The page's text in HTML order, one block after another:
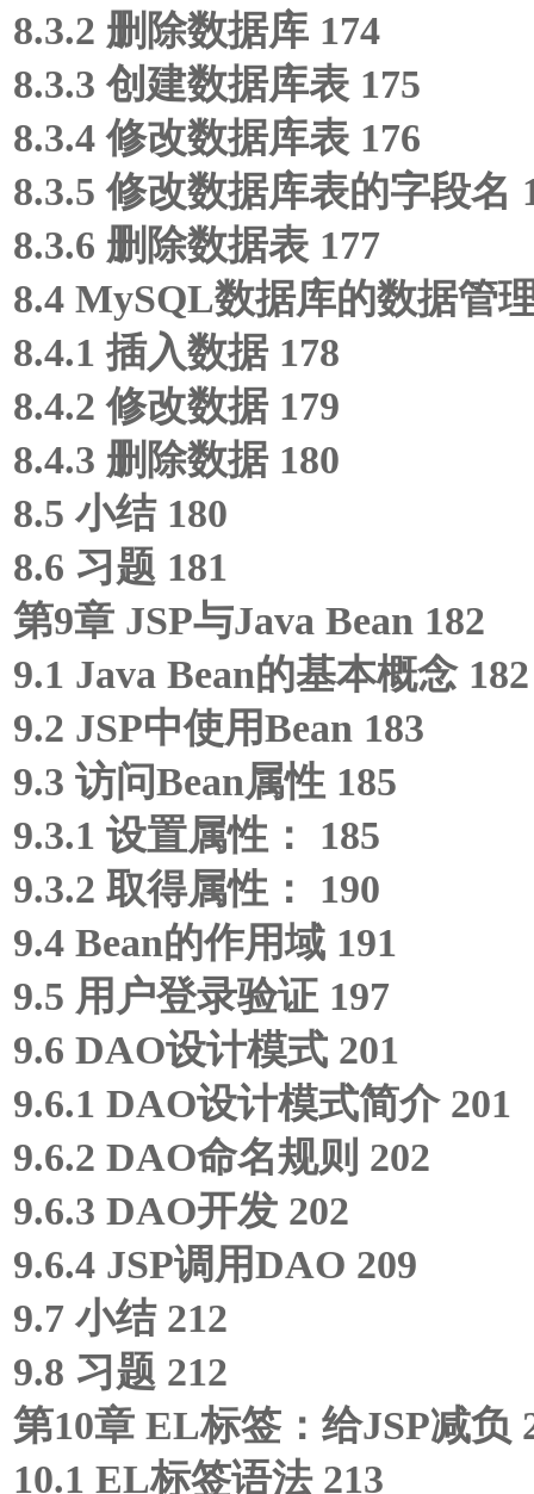
8.3.2 删除数据库 174
8.3.3 创建数据库表 175
8.3.4 修改数据库表 176
8.3.5 修改数据库表的字段名
8.3.6 删除数据表 177
8.4 MySQL数据库的数据管
8.4.1 插入数据 178
8.4.2 修改数据 179
8.4.3 删除数据 180
8.5 小结 180
8.6 习题 181
第9章 JSP与Java Bean 182
9.1 Java Bean的基本概念 182
9.2 JSP中使用Bean 183
9.3 访问Bean属性 185
9.3.1 设置属性：
185
9.3.2 取得属性：
190
9.4 Bean的作用域 191
9.5 用户登录验证 197
9.6 DAO设计模式 201
9.6.1 DAO设计模式简介 201
9.6.2 DAO命名规则 202
9.6.3 DAO开发 202
9.6.4 JSP调用DAO 209
9.7 小结 212
9.8 习题 212
第10章 EL标签：给JSP减负
10.1 EL标签语法 213